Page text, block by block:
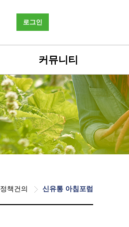
로그인
커뮤니티
정책건의 신유통 아침포럼